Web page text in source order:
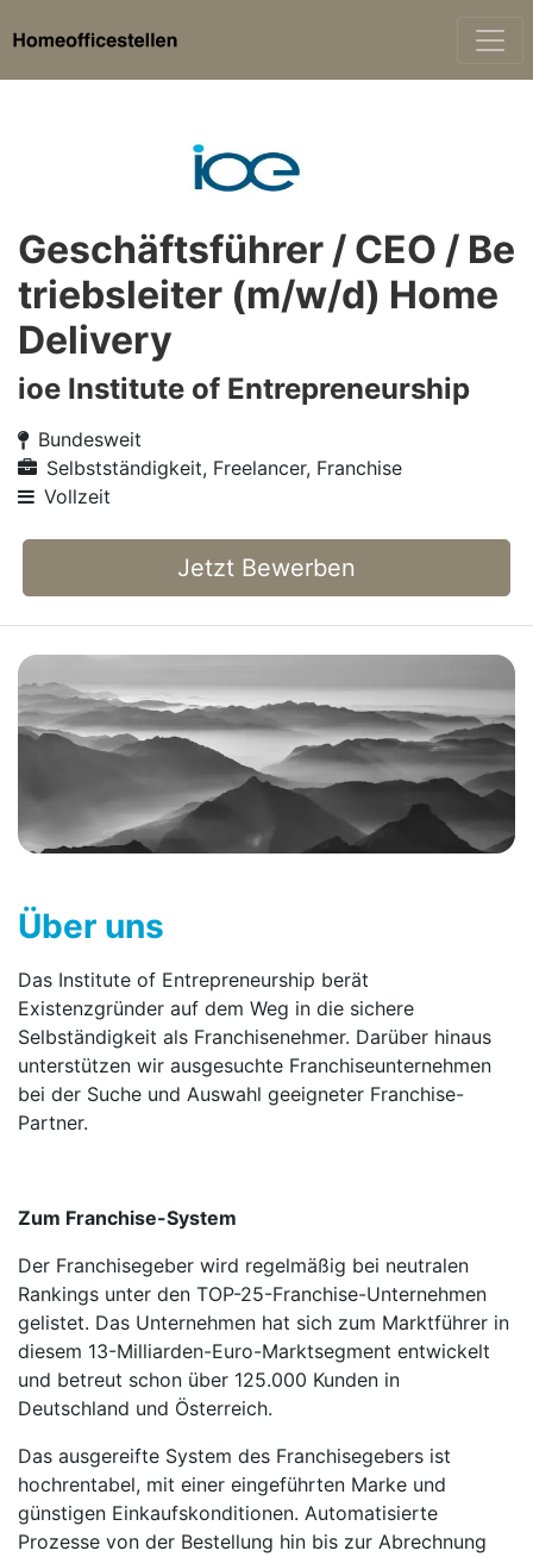
Geschäftsführer / CEO / Be
triebsleiter (m/w/d) Home
Delivery
ioe Institute of Entrepreneurship
Bundesweit
Selbstständigkeit, Freelancer, Franchise
Vollzeit
Jetzt Bewerben
Über uns
Das Institute of Entrepreneurship berät
Existenzgründer auf dem Weg in die sichere
Selbständigkeit als Franchisenehmer. Darüber hinaus
unterstützen wir ausgesuchte Franchise­unternehmen
bei der Suche und Auswahl geeigneter Franchise-
Partner.
Zum Franchise-System
Der Franchisegeber wird regelmäßig bei neutralen
Rankings unter den TOP-25-Franchise-Unter­nehmen
gelistet. Das Unter­nehmen hat sich zum Marktführer in
diesem 13-Milliarden-Euro-Markt­segment entwickelt
und betreut schon über 125.000 Kunden in
Deutschland und Österreich.
Das ausgereifte System des Franchisegebers ist
hochrentabel, mit einer eingeführten Marke und
günstigen Einkaufskonditionen. Automatisierte
Prozesse von der Bestellung hin bis zur Abrechnung